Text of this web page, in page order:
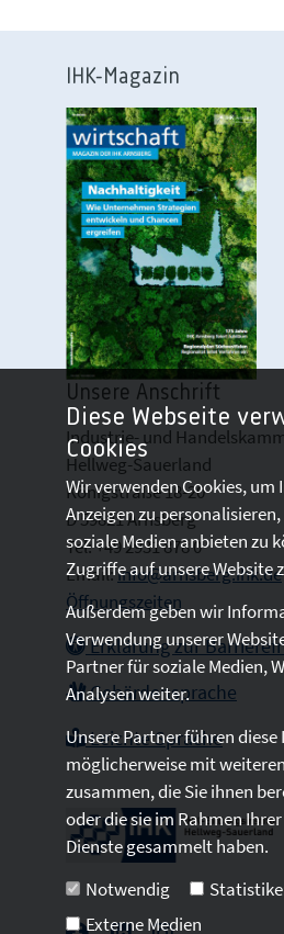
IHK-Magazin
Unsere Anschrift
Industrie- und
Hellweg-Sauerland
Königstraße 18-20
D 59821 Arnsberg
Tel: +49 2931 878 0
Email:info@arnsberg.ihk.de
Öffnungszeiten
Erklärung zur
Gebärdensprache
Leichte Sprache
Diese Webseite
Cookies
Wir verwenden Cookies, um
Anzeigen zu
soziale Medien anbieten zu
Zugriffe auf unsere Website
Außerdem geben wir
Verwendung unserer
Partner für soziale Medien,
Analysen weiter.
Unsere Partner führen
möglicherweise mit
zusammen, die Sie ihnen
oder die sie im Rahmen
Dienste gesammelt haben.
Notwendig
Externe Medien